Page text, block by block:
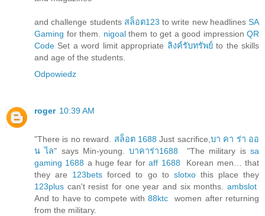
and challenge students สล็อต123 to write new headlines SA
Gaming for them. nigoalthem to get a good impression QR
Code Set a word limit appropriate ลิงค์รับทรัพย์to the skills
and age of the students.
Odpowiedz
roger 10:39 AM
"There is no reward. สล็อต 1688 Just sacrifice,บา คา ร่า ออ
น ไล" says Min-young.บาคาร่า1688 "The military issa
gaming 1688 a huge fear foraff 1688 Korean men… that
they are 123bets forced to go to slotxothis place they
123plus can't resist for one year and six months. ambslot
And to have to compete with88ktc women after returning
from the military.